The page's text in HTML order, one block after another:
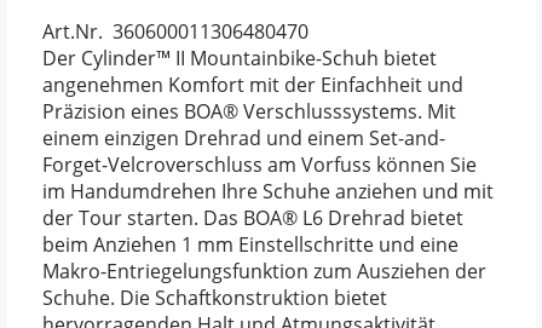
Art.Nr. 360600011306480470
Der Cylinder™ II Mountainbike-Schuh bietet
angenehmen Komfort mit der Einfachheit und
Präzision eines BOA® Verschlusssystems. Mit
einem einzigen Drehrad und einem Set-and-
Forget-Velcroverschluss am Vorfuss können Sie
im Handumdrehen Ihre Schuhe anziehen und mit
der Tour starten. Das BOA® L6 Drehrad bietet
beim Anziehen 1 mm Einstellschritte und eine
Makro-Entriegelungsfunktion zum Ausziehen der
Schuhe. Die Schaftkonstruktion bietet